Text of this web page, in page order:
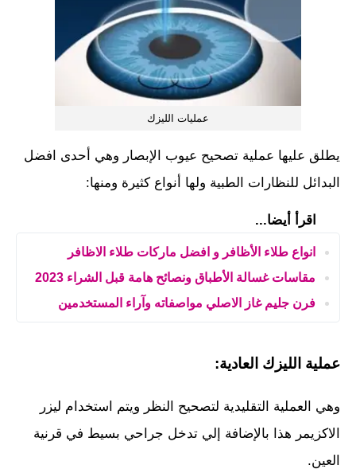
عمليات الليزك
يطلق عليها عملية تصحيح عيوب الإبصار وهي أحدى افضل
البدائل للنظارات الطبية ولها أنواع كثيرة ومنها:
اقرأ أيضا...
انواع طلاء الأظافر و افضل ماركات طلاء الاظافر
مقاسات غسالة الأطباق ونصائح هامة قبل الشراء 2023
فرن جليم غاز الاصلي مواصفاته وآراء المستخدمين
عملية الليزك العادية:
وهي العملية التقليدية لتصحيح النظر ويتم استخدام ليزر
الاكزيمر هذا بالإضافة إلي تدخل جراحي بسيط في قرنية
العين.